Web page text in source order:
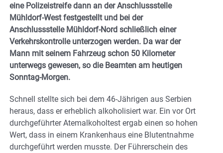
eine Polizeistreife dann an der Anschlussstelle
Mühldorf-West festgestellt und bei der
Anschlussstelle Mühldorf-Nord schließlich einer
Verkehrskontrolle unterzogen werden. Da war der
Mann mit seinem Fahrzeug schon 50 Kilometer
unterwegs gewesen, so die Beamten am heutigen
Sonntag-Morgen.
Schnell stellte sich bei dem 46-Jährigen aus Serbien
heraus, dass er erheblich alkoholisiert war. Ein vor Ort
durchgeführter Atemalkoholtest ergab einen so hohen
Wert, dass in einem Krankenhaus eine Blutentnahme
durchgeführt werden musste. Der Führerschein des